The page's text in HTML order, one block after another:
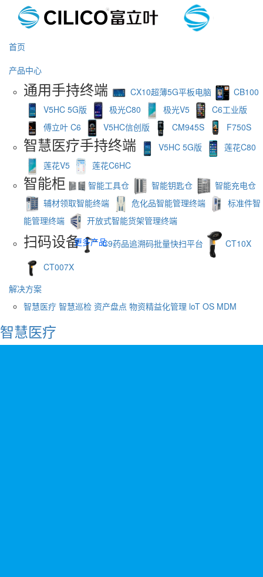
首页
产品中心
通用手持终端 CX10超薄5G平板电脑
CB100
V5HC 5G版
极光C80 极光V5
C6工业版
傅立叶 C6
V5HC信创版 CM945S F750S
智慧医疗手持终端 V5HC 5G版
莲花C80
莲花V5
莲花C6HC
智能柜 智能工具仓 智能钥匙仓
智能充电仓
辅材领取智能终端
危化品智能管理终端
标准件智
能管理终端
开放式智能货架管理终端
扫码设备 C9药品追溯码批量快扫平台
CT10X
CT007X
更多产品
解决方案
智慧医疗 智慧巡检 资产盘点 物资精益化管理 loT OS MDM
智慧医疗